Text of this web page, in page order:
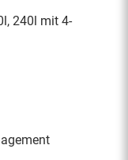
240l mit 4-